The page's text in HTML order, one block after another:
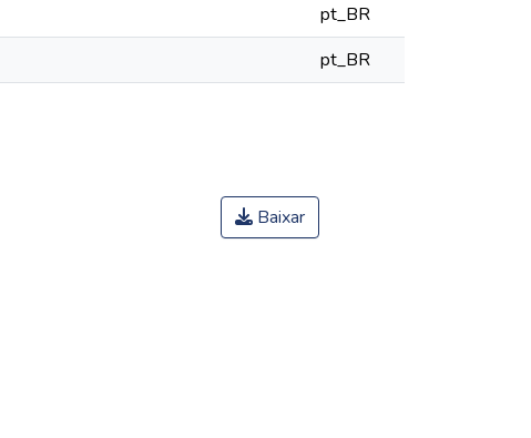
pt_BR
pt_BR
Baixar